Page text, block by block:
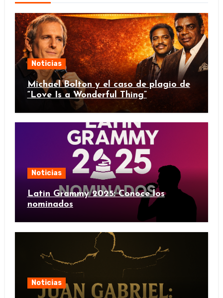
Noticias
Michael Bolton y el caso de plagio de
“Love Is a Wonderful Thing”
Noticias
Latin Grammy 2025: Conoce los
nominados
Noticias